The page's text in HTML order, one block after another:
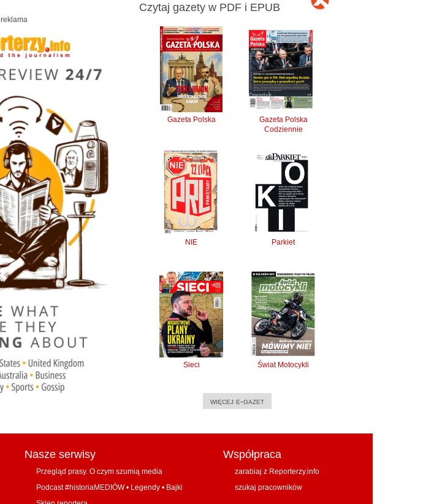
reklama
Czytaj gazety w PDF i EPUB
Gazeta Polska
Gazeta Polska
Codziennie
NIE Parkiet
Sieci Świat Motocykli
więcej e-gazet
Nasze serwisy
Przegląd prasy. O czym szumią media
Podcast #historiaMEDIÓW • Legendy • Bajki
Współpraca
zarabiaj z Reporterzy.info
szukaj pracowników